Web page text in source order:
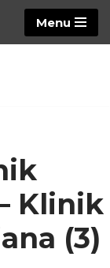
Menu
Klinik
(3)